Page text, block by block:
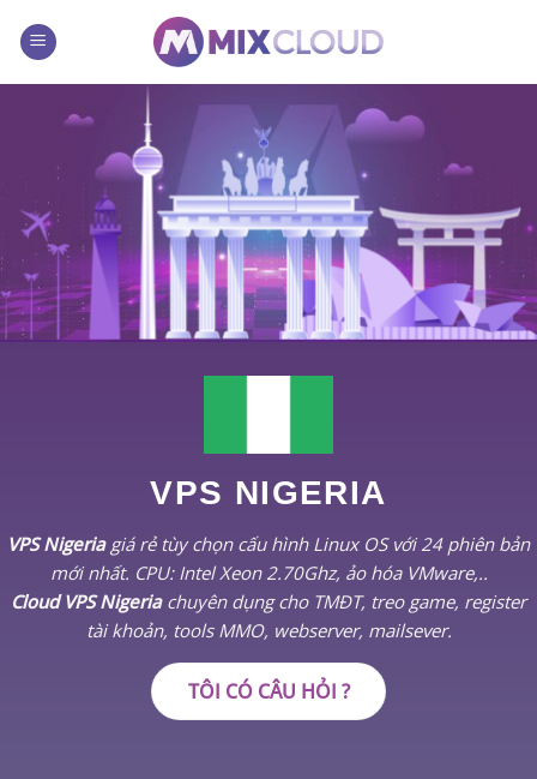
đến
VPS NIGERIA
VPS Nigeria giá rẻ tùy chọn cấu hình Linux OS với 24 phiên bản
mới nhất. CPU: Intel Xeon 2.70Ghz, ảo hóa VMware,..
Cloud VPS Nigeria chuyên dụng cho TMĐT, treo game, register
tài khoản, tools MMO, webserver, mailsever.
TÔI CÓ CÂU HỎI ?